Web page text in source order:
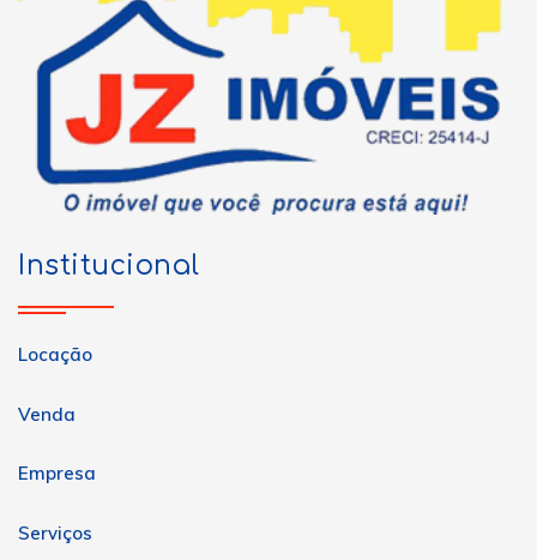
Institucional
Locação
Venda
Empresa
Serviços